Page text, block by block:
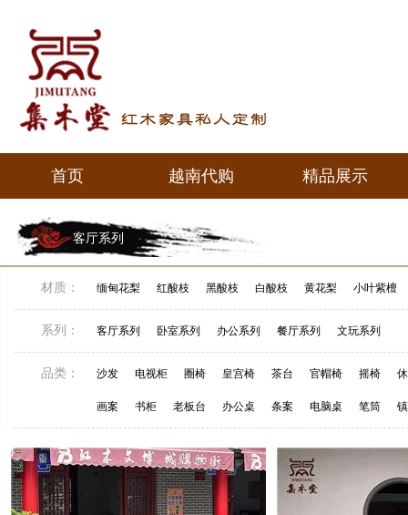
首页
首页
越南代购
越南代购
精品展示
客厅系列
材质： 缅甸花梨 红酸枝 黑酸枝 白酸枝 黄花梨 小叶紫檀
系列： 客厅系列 卧室系列 办公系列 餐厅系列 文玩系列
品类： 沙发 电视柜 圈椅 皇宫椅 茶台 官帽椅 摇椅
画案 书柜 老板台 办公桌 条案 电脑桌 笔筒